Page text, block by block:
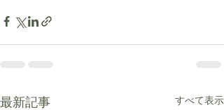
最新記事 すべて表示